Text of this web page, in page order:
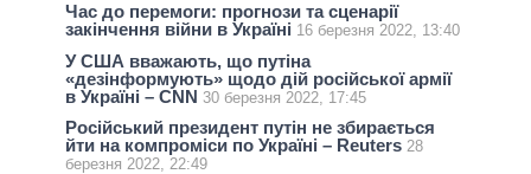
Час до перемоги: прогнози та сценарії
закінчення війни в Україні 16 березня 2022, 13:40
У США вважають, що путіна
«дезінформують» щодо дій російської армії
в Україні – CNN 30 березня 2022, 17:45
Російський президент путін не збирається
йти на компроміси по Україні – Reuters 28
березня 2022, 22:49